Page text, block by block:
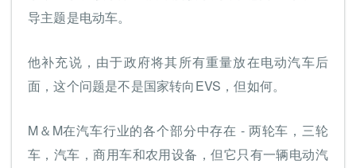
导主题是电动车。
他补充说，由于政府将其所有重量放在电动汽车后
面，这个问题是不是国家转向EVS，但如何。
M＆M在汽车行业的各个部分中存在 - 两轮车，三轮
车，汽车，商用车和农用设备，但它只有一辆电动汽